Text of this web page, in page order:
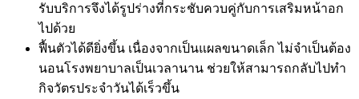
รับบริการจึงได้รูปร่างที่กระชับควบคู่กับการเสริมหน้าอก
ไปด้วย
ฟื้นตัวได้ดียิ่งขึ้น เนื่องจากเป็นแผลขนาดเล็ก ไม่จำเป็นต้อง
นอนโรงพยาบาลเป็นเวลานาน ช่วยให้สามารถกลับไปทำ
กิจวัตรประจำวันได้เร็วขึ้น